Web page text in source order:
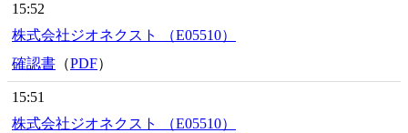
15:52
株式会社ジオネクスト （E05510）
確認書 （PDF）
15:51
株式会社ジオネクスト （E05510）